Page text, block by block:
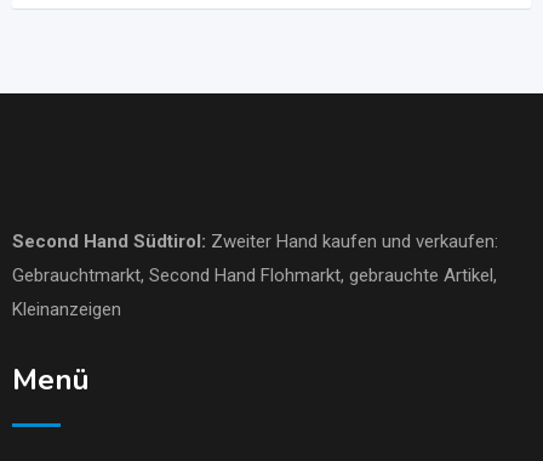
Second Hand Südtirol: Zweiter Hand kaufen und verkaufen:
Gebrauchtmarkt, Second Hand Flohmarkt, gebrauchte Artikel,
Kleinanzeigen
Menü